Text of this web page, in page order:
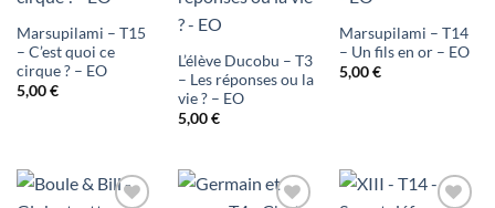
liste
d'envies
Marsupilami – T15
– C’est quoi ce
cirque ? – EO
5,00€
d'envies
L’élève Ducobu – T3
– Les réponses ou la
vie ? – EO
5,00€
liste
Marsupilami – T14
– Un fils en or – EO
5,00€